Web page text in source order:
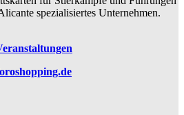
spezialisiertes Unternehmen.